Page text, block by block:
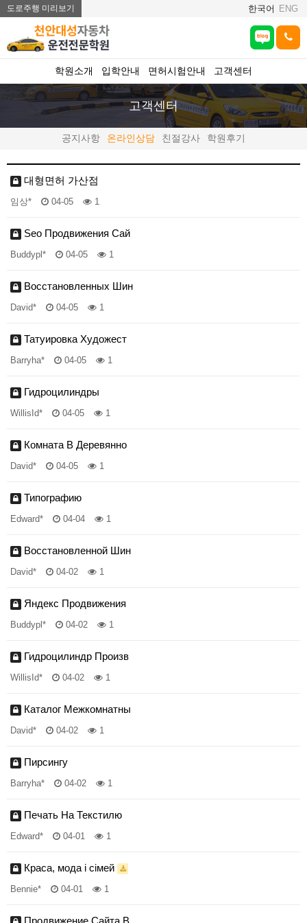
도로주행 미리보기 한국어 ENG
학원소개 입학안내 면허시험안내 고객센터
고객센터
공지사항 온라인상담 친절강사 학원후기
대형면허 가산점
임상* 04-05 1
Seo Продвижения Сай
Buddypl* 04-05 1
Восстановленных Шин
David* 04-05 1
Татуировка Художест
Barryha* 04-05 1
Гидроцилиндры
WillisId* 04-05 1
Комната В Деревянно
David* 04-05 1
Типографию
Edward* 04-04 1
Восстановленной Шин
David* 04-02 1
Яндекс Продвижения
Buddypl* 04-02 1
Гидроцилиндр Произв
WillisId* 04-02 1
Каталог Межкомнатны
David* 04-02 1
Пирсингу
Barryha* 04-02 1
Печать На Текстилю
Edward* 04-01 1
Краса, мода і сімей
Bennie* 04-01 1
Продвижение Сайта В